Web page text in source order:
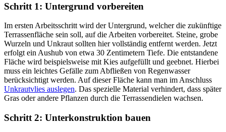
Schritt 1: Untergrund vorbereiten
Im ersten Arbeitsschritt wird der Untergrund, welcher die zukünftige
Terrassenfläche sein soll, auf die Arbeiten vorbereitet. Steine, grobe
Wurzeln und Unkraut sollten hier vollständig entfernt werden. Jetzt
erfolgt ein Aushub von etwa 30 Zentimetern Tiefe. Die entstandene
Fläche wird beispielsweise mit Kies aufgefüllt und geebnet. Hierbei
muss ein leichtes Gefälle zum Abfließen von Regenwasser
berücksichtigt werden. Auf dieser Fläche kann man im Anschluss
Unkrautvlies auslegen. Das spezielle Material verhindert, dass später
Gras oder andere Pflanzen durch die Terrassendielen wachsen.
Schritt 2: Unterkonstruktion bauen